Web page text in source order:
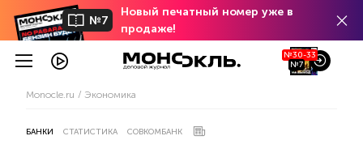
№7
Новый печатный номер уже в
продаже!
№30-33
№7
Monocle.ru Экономика
БАНКИ СТАТИСТИКА СОВКОМБАНК